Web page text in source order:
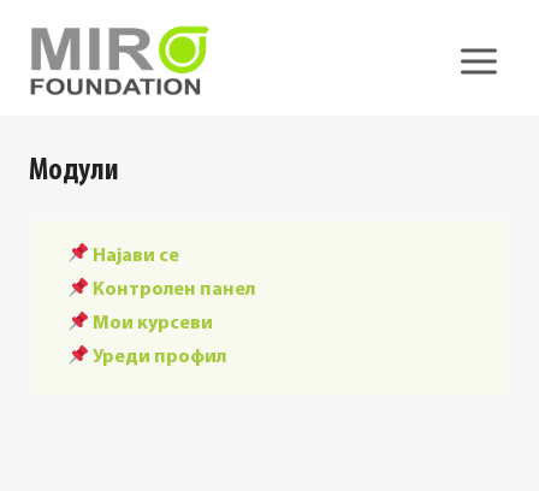
content
Модули
Најави се
Контролен панел
Мои курсеви
Уреди профил